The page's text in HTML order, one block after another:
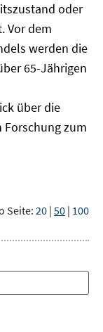
oder
Vor dem
werden die
65-Jährigen
über die
Forschung zum
Seite:20 | 50 | 100